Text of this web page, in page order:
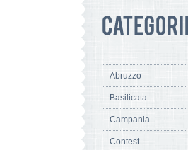
Abruzzo
Basilicata
Campania
Contest